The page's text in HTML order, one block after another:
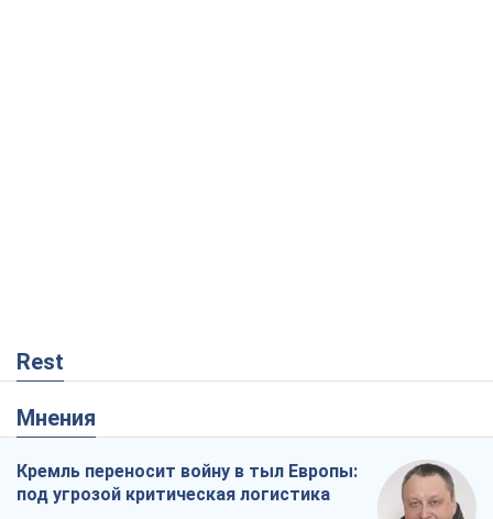
Rest
Мнения
Кремль переносит войну в тыл Европы:
под угрозой критическая логистика